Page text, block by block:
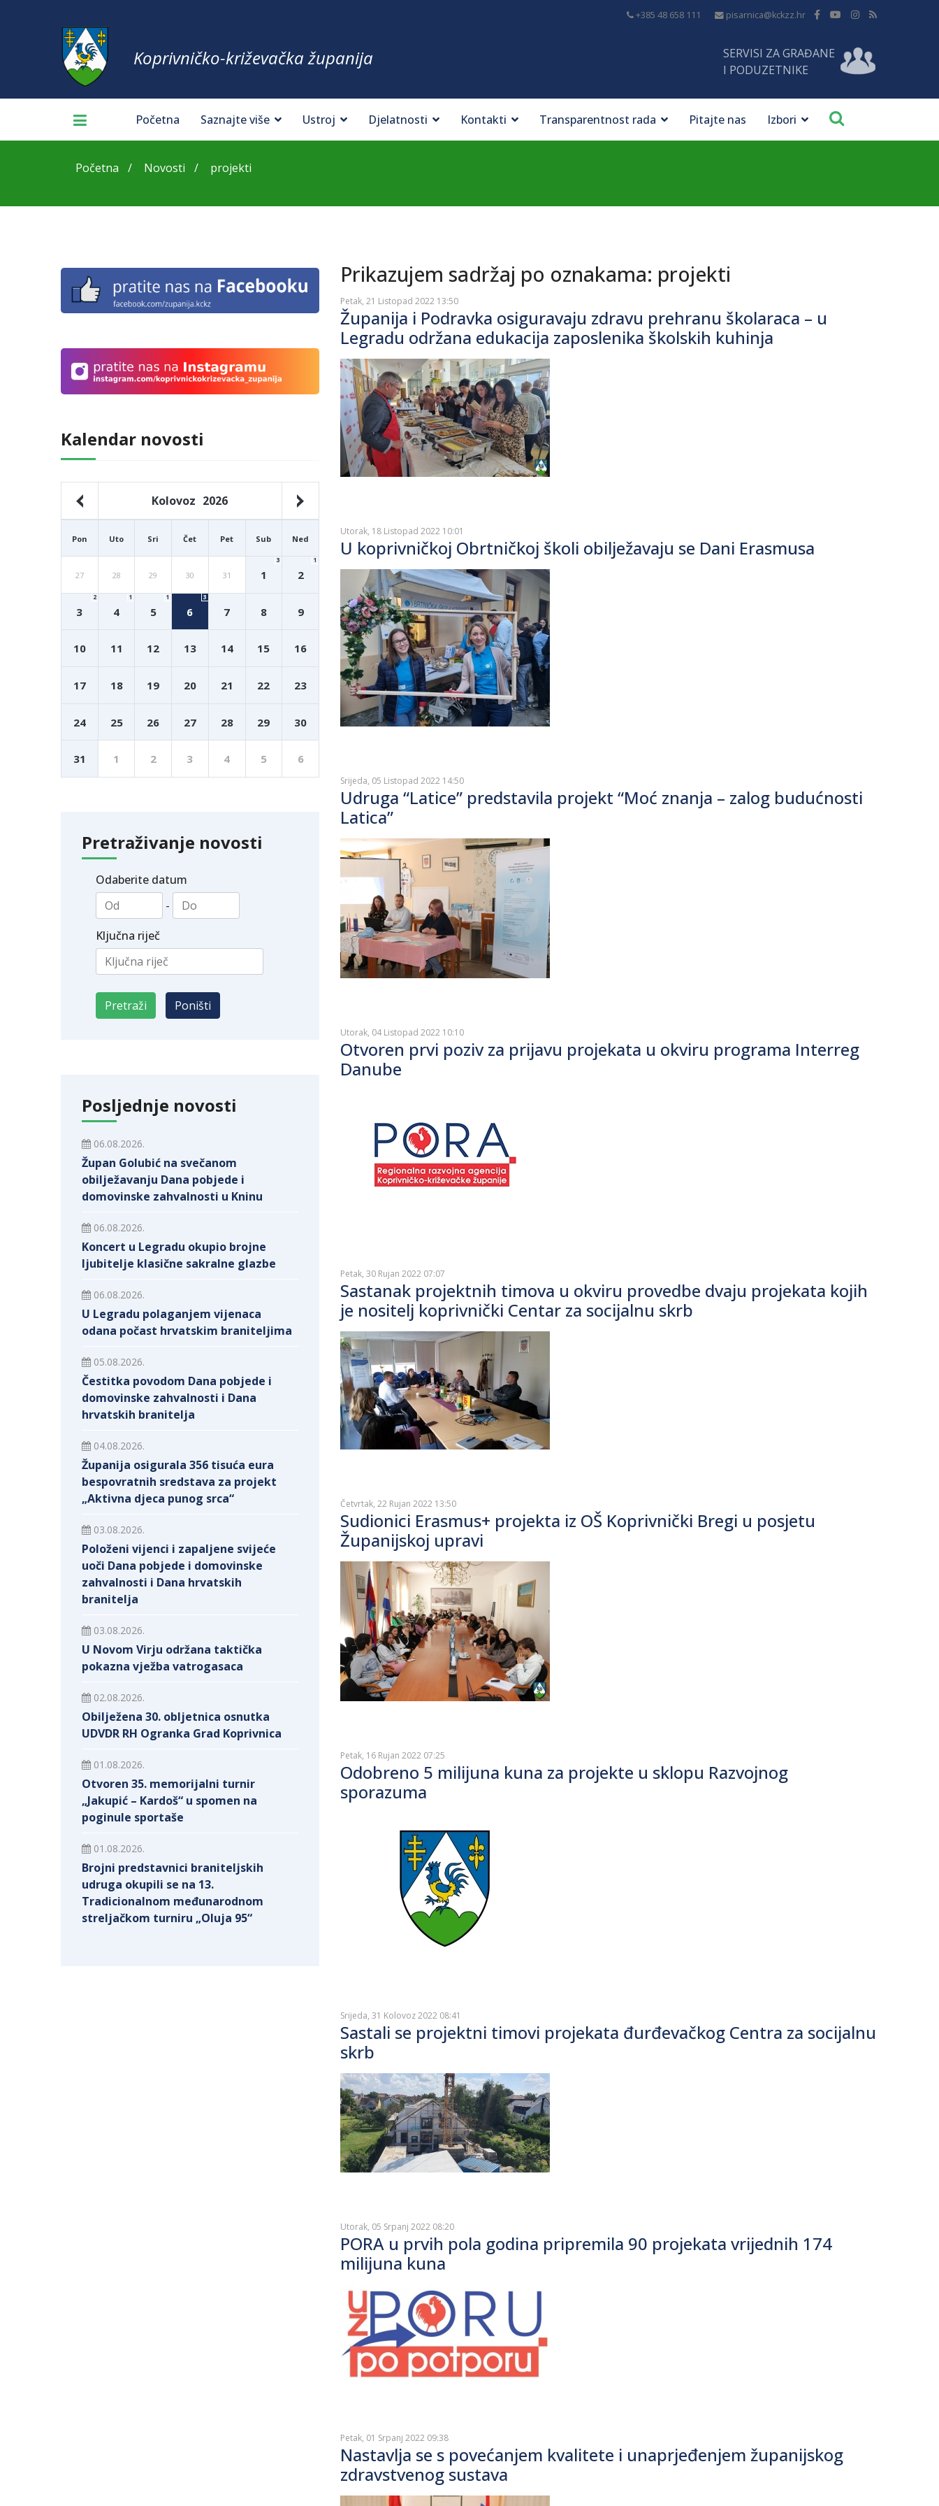
+385 48 658 111 pisarnica@kckzz.hr
Koprivničko-križevačka županija
SERVISI ZA GRAĐANE
I PODUZETNIKE
Početna Saznajte više Ustroj Djelatnosti Kontakti Transparentnost rada Pitajte nas Izbori
Početna Novosti projekti
Kalendar novosti
Kolovoz 2026
Pon Uto Sri Čet Pet Sub Ned
27 28 29 30 31 1
3
2
1
3
2
4
1
5
1
6
3
7 8 9
10 11 12 13 14 15 16
17 18 19 20 21 22 23
24 25 26 27 28 29 30
31 1 2 3 4 5 6
Pretraživanje novosti
Odaberite datum
-
Ključna riječ
Posljednje novosti
06.08.2026.
Župan Golubić na svečanom
obilježavanju Dana pobjede i
domovinske zahvalnosti u Kninu
06.08.2026.
Koncert u Legradu okupio brojne
ljubitelje klasične sakralne glazbe
06.08.2026.
U Legradu polaganjem vijenaca
odana počast hrvatskim braniteljima
05.08.2026.
Čestitka povodom Dana pobjede i
domovinske zahvalnosti i Dana
hrvatskih branitelja
04.08.2026.
Županija osigurala 356 tisuća eura
bespovratnih sredstava za projekt
„Aktivna djeca punog srca“
03.08.2026.
Položeni vijenci i zapaljene svijeće
uoči Dana pobjede i domovinske
zahvalnosti i Dana hrvatskih
branitelja
03.08.2026.
U Novom Virju održana taktička
pokazna vježba vatrogasaca
02.08.2026.
Obilježena 30. obljetnica osnutka
UDVDR RH Ogranka Grad Koprivnica
01.08.2026.
Otvoren 35. memorijalni turnir
„Jakupić – Kardoš“ u spomen na
poginule sportaše
01.08.2026.
Brojni predstavnici braniteljskih
udruga okupili se na 13.
Tradicionalnom međunarodnom
streljačkom turniru „Oluja 95“
Prikazujem sadržaj po oznakama: projekti
Petak, 21 Listopad 2022 13:50
Županija i Podravka osiguravaju zdravu prehranu školaraca – u
Legradu održana edukacija zaposlenika školskih kuhinja
Utorak, 18 Listopad 2022 10:01
U koprivničkoj Obrtničkoj školi obilježavaju se Dani Erasmusa
Srijeda, 05 Listopad 2022 14:50
Udruga “Latice” predstavila projekt “Moć znanja – zalog budućnosti
Latica”
Utorak, 04 Listopad 2022 10:10
Otvoren prvi poziv za prijavu projekata u okviru programa Interreg
Danube
Petak, 30 Rujan 2022 07:07
Sastanak projektnih timova u okviru provedbe dvaju projekata kojih
je nositelj koprivnički Centar za socijalnu skrb
Četvrtak, 22 Rujan 2022 13:50
Sudionici Erasmus+ projekta iz OŠ Koprivnički Bregi u posjetu
Županijskoj upravi
Petak, 16 Rujan 2022 07:25
Odobreno 5 milijuna kuna za projekte u sklopu Razvojnog
sporazuma
Srijeda, 31 Kolovoz 2022 08:41
Sastali se projektni timovi projekata đurđevačkog Centra za socijalnu
skrb
Utorak, 05 Srpanj 2022 08:20
PORA u prvih pola godina pripremila 90 projekata vrijednih 174
milijuna kuna
Petak, 01 Srpanj 2022 09:38
Nastavlja se s povećanjem kvalitete i unaprjeđenjem županijskog
zdravstvenog sustava